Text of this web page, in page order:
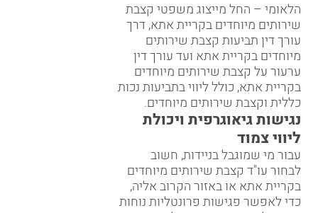
הלאומי – החל מייצוג משפטי קצבת
שירותים מיוחדים בקריית אתא, דרך
עורך דין תביעות קצבת שירותים
מיוחדים בקריית אתא ועד עורך דין
ערעור על קצבת שירותים מיוחדים
בקריית אתא, כולל ליווי בתביעות נכות
כללית וקצבת שירותים מיוחדים.
נגישות גיאוגרפית ויכולת
ליווי צמוד
עבור מי שמוגבל בניידות, חשוב
לבחור עו"ד קצבת שירותים מיוחדים
בקריית אתא או באזור הקרוב אליה,
כדי לאפשר פגישות פרונטליות נוחות